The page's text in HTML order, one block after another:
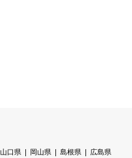
山口県 岡山県 島根県
広島県